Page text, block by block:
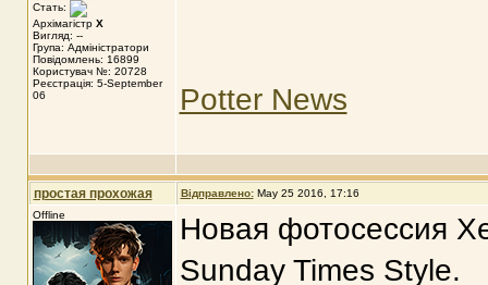
Стать:
Архімагістр X
Вигляд: --
Група: Адміністратори
Повідомлень: 16899
Користувач №: 20728
Реєстрація: 5-September
06
Potter News
простая прохожая Відправлено: May 25 2016, 17:16
Offline
Новая фотосессия
Sunday Times Style.